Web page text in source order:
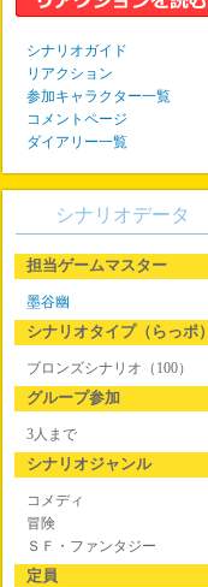
シナリオガイド
リアクション
参加キャラクター一覧
コメントページ
ダイアリー一覧
シナリオデータ
担当ゲームマスター
墨谷幽
シナリオタイプ（らっポ）
ブロンズシナリオ（100）
グループ参加
3人まで
シナリオジャンル
コメディ
冒険
ＳＦ・ファンタジー
定員